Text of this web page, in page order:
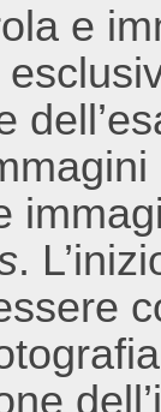
e
.